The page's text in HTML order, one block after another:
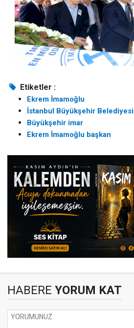
Etiketler :
Ekrem İmamoğlu
İstanbul Büyükşehir Belediyesi
Büyükşehir imar
Ekrem İmamoğlu başkan
HABERE YORUM KAT